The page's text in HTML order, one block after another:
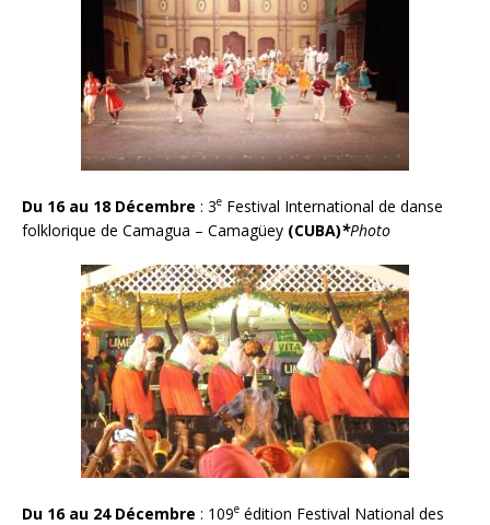
Du 16 au 18 Décembre : 3e Festival International de danse
folklorique de Camagua – Camagüey (CUBA)*Photo
Du 16 au 24 Décembre : 109e édition Festival National des